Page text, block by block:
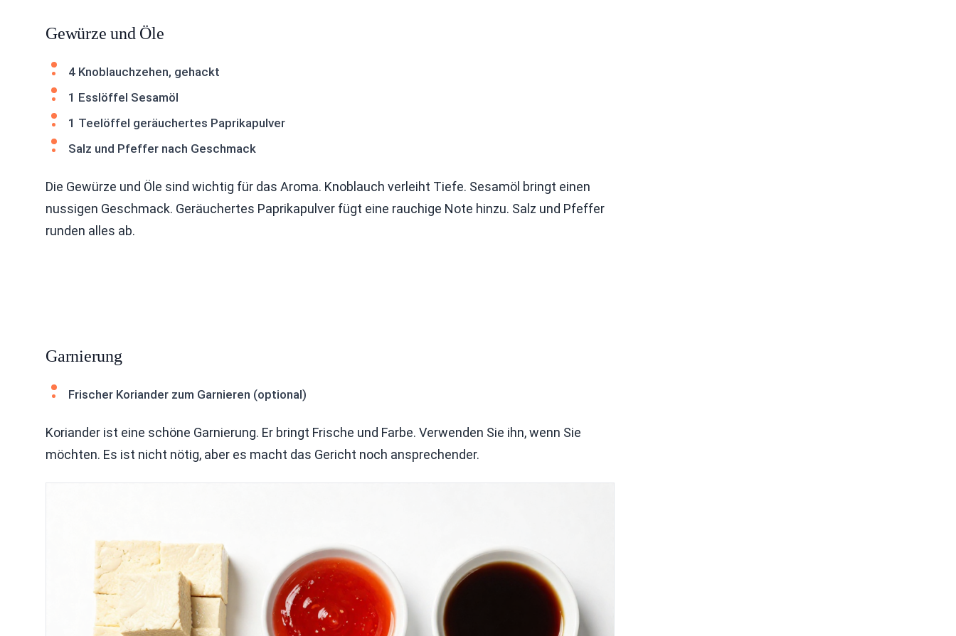
Gewürze und Öle
4 Knoblauchzehen, gehackt
1 Esslöffel Sesamöl
1 Teelöffel geräuchertes Paprikapulver
Salz und Pfeffer nach Geschmack
Die Gewürze und Öle sind wichtig für das Aroma. Knoblauch verleiht Tiefe. Sesamöl bringt einen
nussigen Geschmack. Geräuchertes Paprikapulver fügt eine rauchige Note hinzu. Salz und Pfeffer
runden alles ab.
Garnierung
Frischer Koriander zum Garnieren (optional)
Koriander ist eine schöne Garnierung. Er bringt Frische und Farbe. Verwenden Sie ihn, wenn Sie
möchten. Es ist nicht nötig, aber es macht das Gericht noch ansprechender.